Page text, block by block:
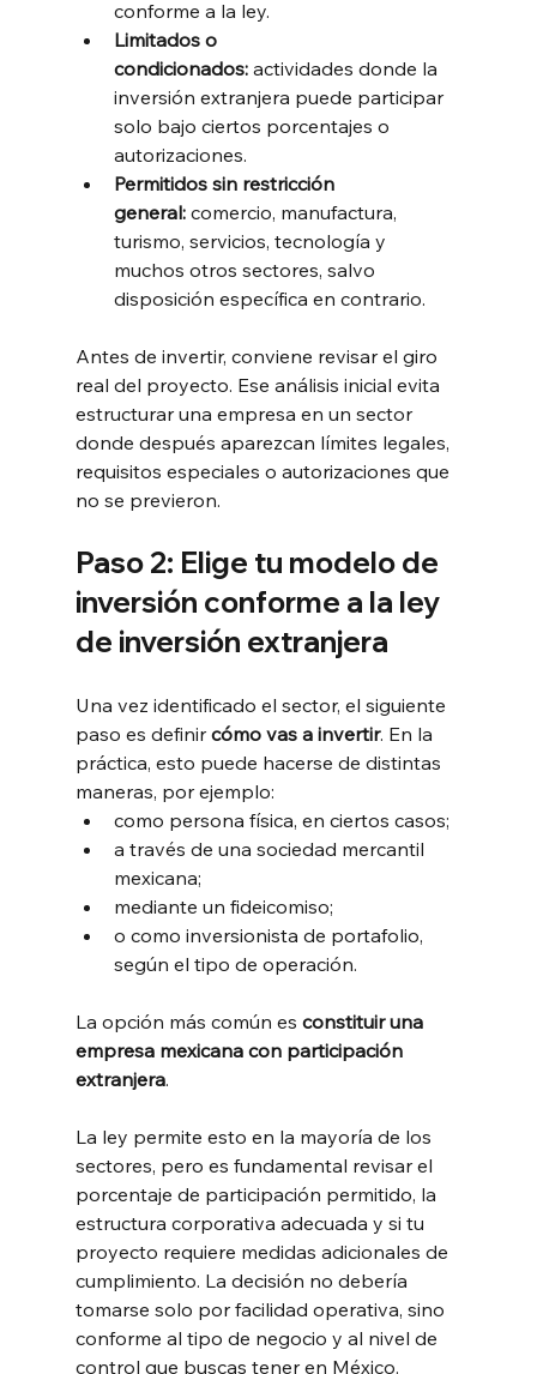
conforme a la ley.
Limitados o
condicionados: actividades donde la
inversión extranjera puede participar
solo bajo ciertos porcentajes o
autorizaciones.
Permitidos sin restricción
general: comercio, manufactura,
turismo, servicios, tecnología y
muchos otros sectores, salvo
disposición específica en contrario.
Antes de invertir, conviene revisar el giro
real del proyecto. Ese análisis inicial evita
estructurar una empresa en un sector
donde después aparezcan límites legales,
requisitos especiales o autorizaciones que
no se previeron.
Paso 2: Elige tu modelo de
inversión conforme a la ley
de inversión extranjera
Una vez identificado el sector, el siguiente
paso es definir cómo vas a invertir. En la
práctica, esto puede hacerse de distintas
maneras, por ejemplo:
como persona física, en ciertos casos;
a través de una sociedad mercantil
mexicana;
mediante un fideicomiso;
o como inversionista de portafolio,
según el tipo de operación.
La opción más común es constituir una
empresa mexicana con participación
extranjera.
La ley permite esto en la mayoría de los
sectores, pero es fundamental revisar el
porcentaje de participación permitido, la
estructura corporativa adecuada y si tu
proyecto requiere medidas adicionales de
cumplimiento. La decisión no debería
tomarse solo por facilidad operativa, sino
conforme al tipo de negocio y al nivel de
control que buscas tener en México.